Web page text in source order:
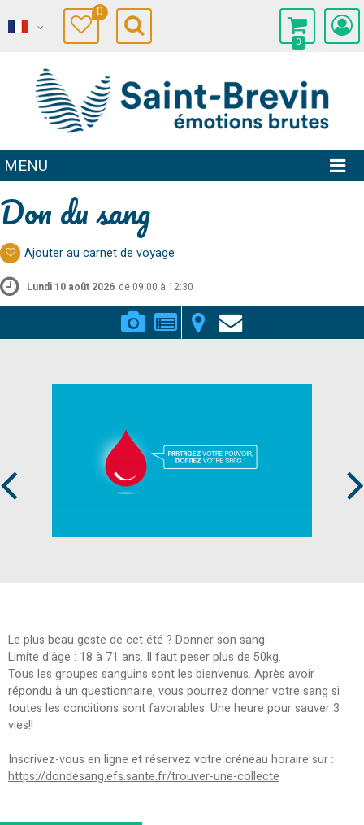
0
0
MENU
Don du sang
Ajouter au carnet de voyage
Lundi 10 août 2026 de 09:00 à 12:30
Le plus beau geste de cet été ? Donner son sang.
Limite d'âge : 18 à 71 ans. Il faut peser plus de 50kg.
Tous les groupes sanguins sont les bienvenus. Après avoir
répondu à un questionnaire, vous pourrez donner votre sang si
toutes les conditions sont favorables. Une heure pour sauver 3
vies!!
Inscrivez-vous en ligne et réservez votre créneau horaire sur :
https://dondesang.efs.sante.fr/trouver-une-collecte